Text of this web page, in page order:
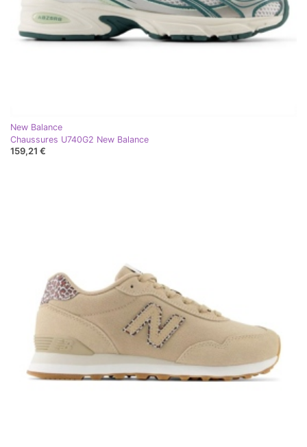
New Balance
Chaussures U740G2 New Balance
159,21 €